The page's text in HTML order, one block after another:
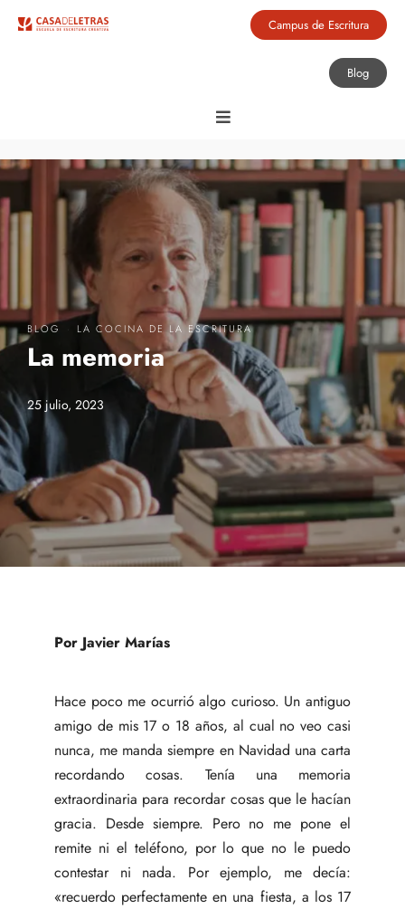
Campus de Escritura
Blog
BLOG LA COCINA DE LA ESCRITURA
La memoria
25 julio, 2023
Por Javier Marías
Hace poco me ocurrió algo curioso. Un antiguo
amigo de mis 17 o 18 años, al cual no veo casi
nunca, me manda siempre en Navidad una carta
recordando cosas. Tenía una memoria
extraordinaria para recordar cosas que le hacían
gracia. Desde siempre. Pero no me pone el
remite ni el teléfono, por lo que no le puedo
contestar ni nada. Por ejemplo, me decía:
«recuerdo perfectamente en una fiesta, a los 17